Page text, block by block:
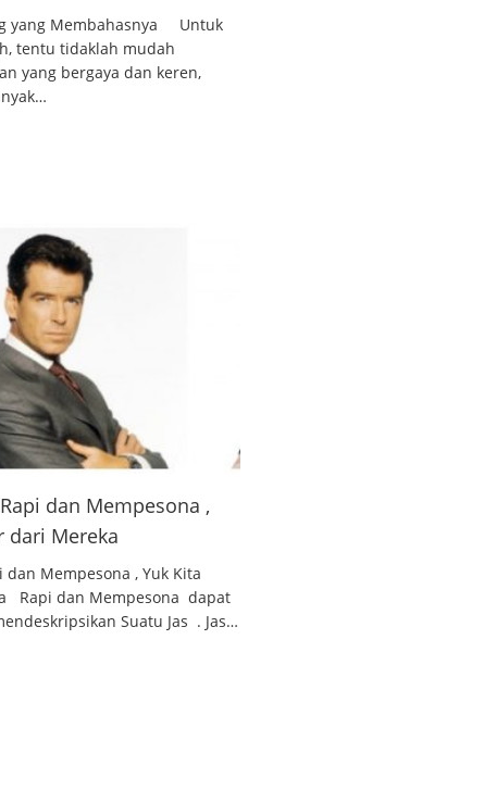
yang Membahasnya Untuk
tentu tidaklah mudah
yang bergaya dan keren,
dan Mempesona ,
dari Mereka
dan Mempesona , Yuk Kita
Rapi dan Mempesona dapat
Suatu Jas . Jas…